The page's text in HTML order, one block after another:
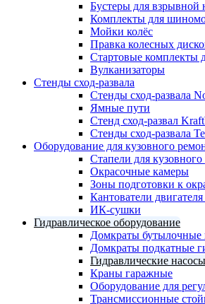
Бустеры для взрывной
Комплекты для
Мойки колёс
Правка колесных
Стартовые комплекты
Вулканизаторы
Стенды сход-развала
Стенды сход-развала
Ямные пути
Стенд сход-развал
Стенды сход-развала
Оборудование для кузовного
Стапели для
Окрасочные камеры
Зоны подготовки к
Кантователи
ИК-сушки
Гидравлическое оборудование
Домкраты бутылочные
Домкраты подкатные
Гидравлические
Краны гаражные
Оборудование для
Трансмиссионные